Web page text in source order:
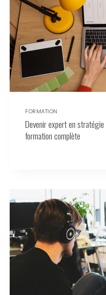
FORMATION
Devenir expert en
formation complète